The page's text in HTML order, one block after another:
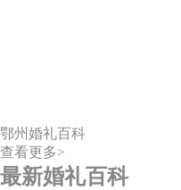
鄂州婚礼百科
查看更多>
最新婚礼百科